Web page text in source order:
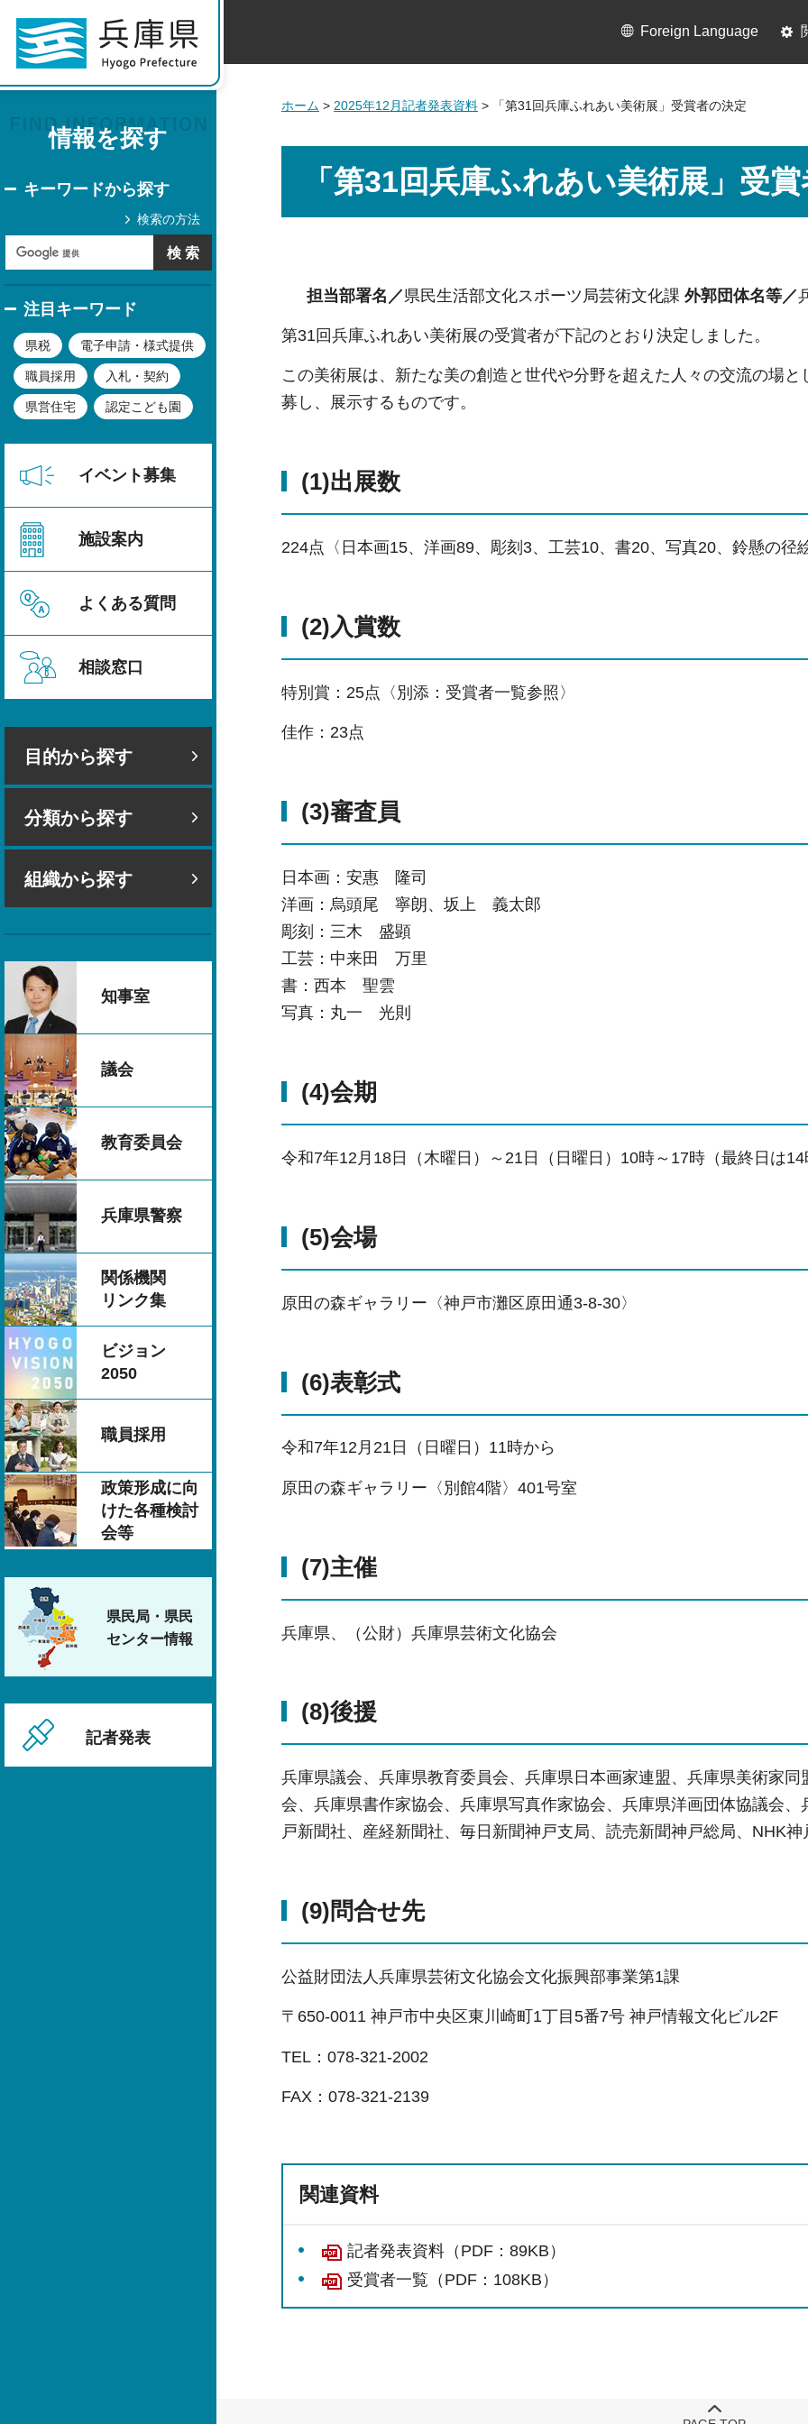
情報を探す
キーワードから探す
検索の方法
注目キーワード
県税 電子申請・様式提供
職員採用 入札・契約
県営住宅 認定こども園
イベント募集
施設案内
よくある質問
相談窓口
目的から探す
分類から探す
組織から探す
知事室
議会
教育委員会
兵庫県警察
関係機関
リンク集
ビジョン
2050
職員採用
政策形成に向
けた各種検討
会等
県民局・県民
センター情報
記者発表
Foreign Language
ホーム > 2025年12月記者発表資料 > 「第31回兵庫ふれあい美術展」受賞者の決定
「第31回兵庫ふれあい美術展」受
担当部署名／県民生活部文化スポーツ局芸術文化課 外郭団体名等／
第31回兵庫ふれあい美術展の受賞者が下記のとおり決定しました。
この美術展は、新たな美の創造と世代や分野を超えた人々の交流の場
募し、展示するものです。
(1)出展数
224点〈日本画15、洋画89、彫刻3、工芸10、書20、写真20、鈴懸の径
(2)入賞数
特別賞：25点〈別添：受賞者一覧参照〉
佳作：23点
(3)審査員
日本画：安惠 隆司
洋画：烏頭尾 寧朗、坂上 義太郎
彫刻：三木 盛顕
工芸：中来田 万里
書：西本 聖雲
写真：丸一 光則
(4)会期
令和7年12月18日（木曜日）～21日（日曜日）10時～17時（最終日は14
(5)会場
原田の森ギャラリー〈神戸市灘区原田通3-8-30〉
(6)表彰式
令和7年12月21日（日曜日）11時から
原田の森ギャラリー〈別館4階〉401号室
(7)主催
兵庫県、（公財）兵庫県芸術文化協会
(8)後援
兵庫県議会、兵庫県教育委員会、兵庫県日本画家連盟、兵庫県美術家
会、兵庫県書作家協会、兵庫県写真作家協会、兵庫県洋画団体協議会
戸新聞社、産経新聞社、毎日新聞神戸支局、読売新聞神戸総局、NHK
(9)問合せ先
公益財団法人兵庫県芸術文化協会文化振興部事業第1課
〒650-0011 神戸市中央区東川崎町1丁目5番7号 神戸情報文化ビル2F
TEL：078-321-2002
FAX：078-321-2139
関連資料
記者発表資料（PDF：89KB）
受賞者一覧（PDF：108KB）